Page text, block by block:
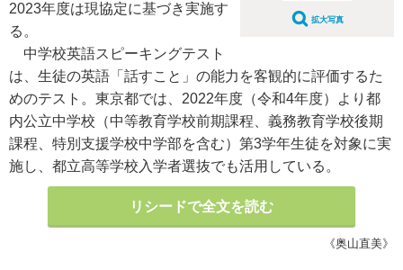
拡大写真
2023年度は現協定に基づき実施す
る。
中学校英語スピーキングテスト
は、生徒の英語「話すこと」の能力を客観的に評価するた
めのテスト。東京都では、2022年度（令和4年度）より都
内公立中学校（中等教育学校前期課程、義務教育学校後期
課程、特別支援学校中学部を含む）第3学年生徒を対象に実
施し、都立高等学校入学者選抜でも活用している。
リシードで全文を読む
《奥山直美》